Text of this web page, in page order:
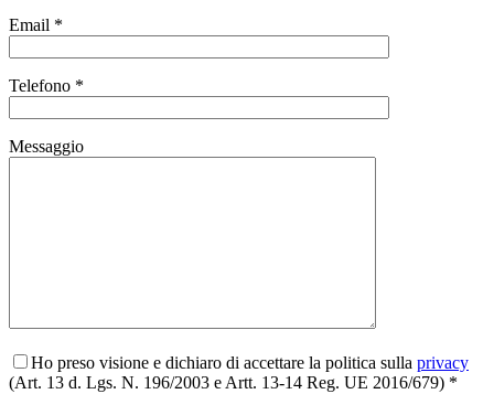
Email *
Telefono *
Messaggio
Ho preso visione e dichiaro di accettare la politica sulla privacy
(Art. 13 d. Lgs. N. 196/2003 e Artt. 13-14 Reg. UE 2016/679) *